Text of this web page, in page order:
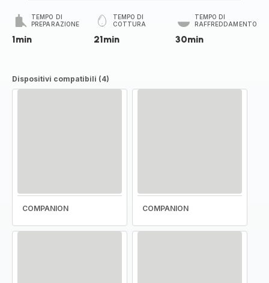
TEMPO DI
PREPARAZIONE
1min
TEMPO DI
COTTURA
21min
TEMPO DI
RAFFREDDAMENTO
30min
Dispositivi compatibili (4)
COMPANION COMPANION